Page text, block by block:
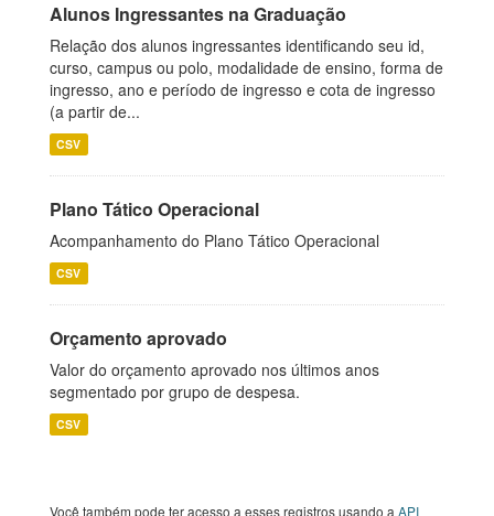
Alunos Ingressantes na Graduação
Relação dos alunos ingressantes identificando seu id,
curso, campus ou polo, modalidade de ensino, forma de
ingresso, ano e período de ingresso e cota de ingresso
(a partir de...
CSV
Plano Tático Operacional
Acompanhamento do Plano Tático Operacional
CSV
Orçamento aprovado
Valor do orçamento aprovado nos últimos anos
segmentado por grupo de despesa.
CSV
Você também pode ter acesso a esses registros usando a API